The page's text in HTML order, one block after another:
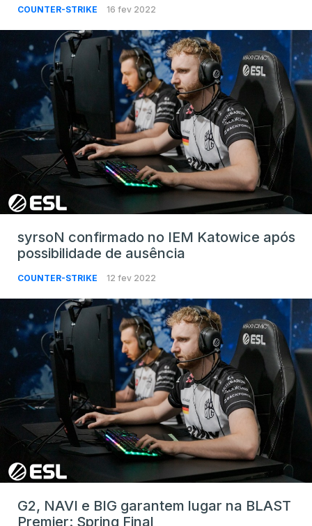
COUNTER-STRIKE 16 fev 2022
syrsoN confirmado no IEM Katowice após
possibilidade de ausência
COUNTER-STRIKE 12 fev 2022
G2, NAVI e BIG garantem lugar na BLAST
Premier: Spring Final